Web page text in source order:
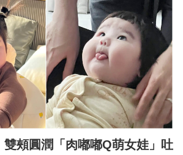
雙頰圓潤「肉嘟嘟Q萌女娃」吐